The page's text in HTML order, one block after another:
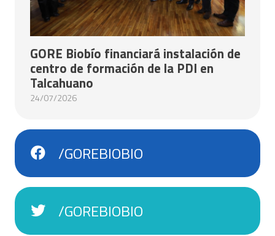
GORE Biobío financiará instalación de
centro de formación de la PDI en
Talcahuano
24/07/2026
/GOREBIOBIO
/GOREBIOBIO